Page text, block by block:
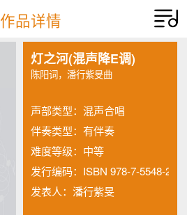
作品详情
灯之河(混声降E调)
陈阳词，潘行紫旻曲
声部类型：混声合唱
伴奏类型：有伴奏
难度等级： 中等
发行编码： ISBN 978-7-5548-
发表人：潘行紫旻